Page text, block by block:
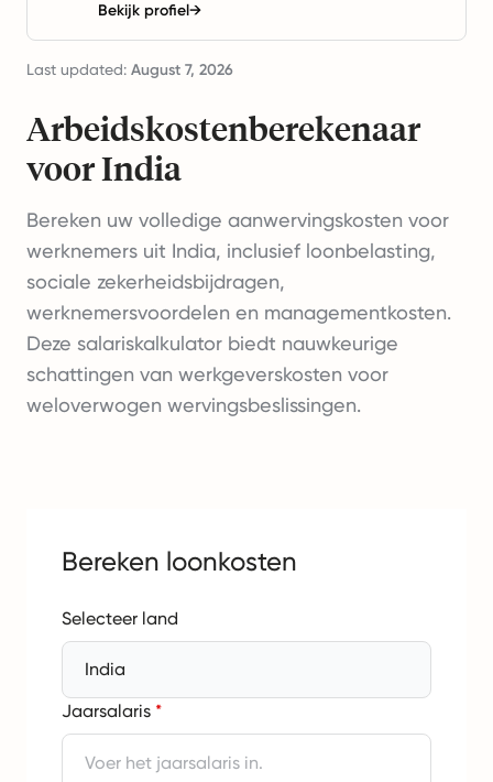
Bekijk profiel→
Last updated: August 7, 2026
Arbeidskostenberekenaar
voor India
Bereken uw volledige aanwervingskosten voor
werknemers uit India, inclusief loonbelasting,
sociale zekerheidsbijdragen,
werknemersvoordelen en managementkosten.
Deze salariskalkulator biedt nauwkeurige
schattingen van werkgeverskosten voor
weloverwogen wervingsbeslissingen.
Bereken loonkosten
Selecteer land
India
Jaarsalaris *